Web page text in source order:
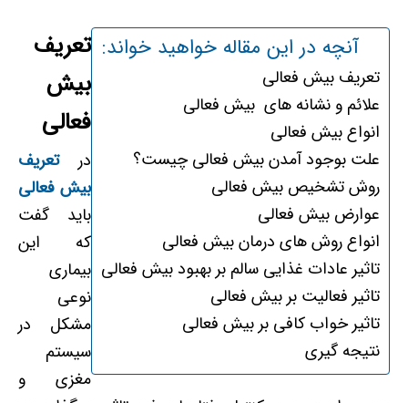
آنچه در این مقاله خواهید خواند:
تعریف بیش فعالی
علائم و نشانه های بیش فعالی
انواع بیش فعالی
علت بوجود آمدن بیش فعالی چیست؟
روش تشخیص بیش فعالی
عوارض بیش فعالی
انواع روش های درمان بیش فعالی
تاثیر عادات غذایی سالم بر بهبود بیش فعالی
تاثیر فعالیت بر بیش فعالی
تاثیر خواب کافی بر بیش فعالی
نتیجه گیری
تعریف
بیش
فعالی
درتعریف
بیش فعالی
باید گفت
که این
بیماری
نوعی
مشکل در
سیستم
مغزی و